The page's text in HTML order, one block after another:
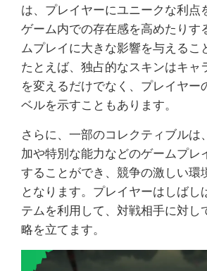
は、プレイヤーにユニークな利点
ゲーム内での存在感を高めたりす
ムプレイに大きな影響を与えるこ
たとえば、独占的なスキンはキャ
を変えるだけでなく、プレイヤー
ベルを示すこともあります。
さらに、一部のコレクティブルは
加や特別な能力などのゲームプレ
することができ、競争の激しい環
となります。プレイヤーはしばし
テムを利用して、対戦相手に対し
略を立てます。